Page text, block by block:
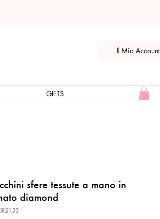
Il Mio Account
GIFTS
sfere tessute a mano in
diamond